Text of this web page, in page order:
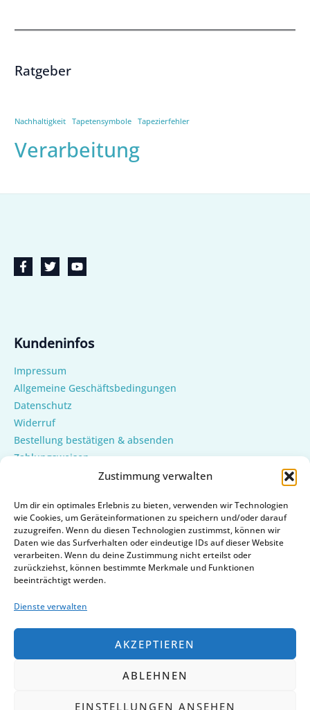
Zustimmung verwalten
Um dir ein optimales Erlebnis zu bieten, verwenden wir Technologien
wie Cookies, um Geräteinformationen zu speichern und/oder darauf
zuzugreifen. Wenn du diesen Technologien zustimmst, können wir
Daten wie das Surfverhalten oder eindeutige IDs auf dieser Website
verarbeiten. Wenn du deine Zustimmung nicht erteilst oder
zurückziehst, können bestimmte Merkmale und Funktionen
beeinträchtigt werden.
Dienste verwalten
AKZEPTIEREN
ABLEHNEN
EINSTELLUNGEN ANSEHEN
Ratgeber
Nachhaltigkeit Tapetensymbole Tapezierfehler
Verarbeitung
Kundeninfos
Impressum
Allgemeine Geschäftsbedingungen
Datenschutz
Widerruf
Bestellung bestätigen & absenden
Zahlungsweisen
Versand & Lieferung
Cookie-Richtlinie (EU)
Copyright © 2026 | Powered by